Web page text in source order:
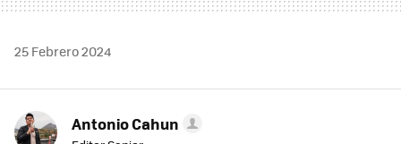
25 Febrero 2024
Antonio Cahun